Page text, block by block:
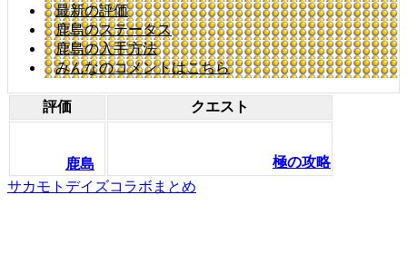
最新の評価
鹿島のステータス
鹿島の入手方法
みんなのコメントはこちら
評価 クエスト
鹿島
極の攻略
サカモトデイズコラボまとめ